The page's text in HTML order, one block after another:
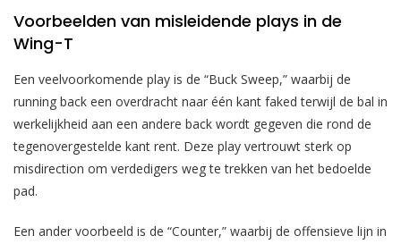
Voorbeelden van misleidende plays in de
Wing-T
Een veelvoorkomende play is de “Buck Sweep,” waarbij de
running back een overdracht naar één kant faked terwijl de bal in
werkelijkheid aan een andere back wordt gegeven die rond de
tegenovergestelde kant rent. Deze play vertrouwt sterk op
misdirection om verdedigers weg te trekken van het bedoelde
pad.
Een ander voorbeeld is de “Counter,” waarbij de offensieve lijn in